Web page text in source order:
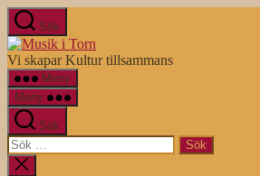
Hoppa
till
innehåll
Sök
i
Vi skapar Kultur tillsammans
Meny
Meny
Sök
Sök
efter:
Stäng